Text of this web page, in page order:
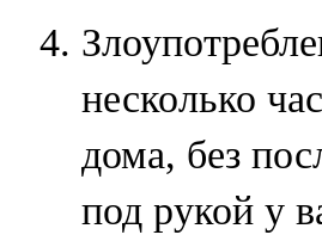
несколько
дома, без
под рукой у